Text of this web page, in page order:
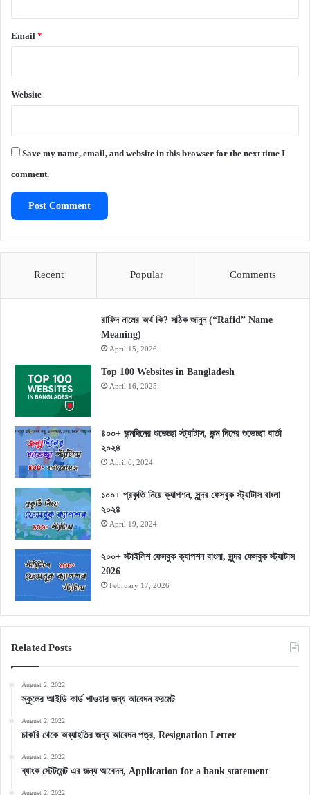
Email *
Website
Save my name, email, and website in this browser for the next time I
comment.
Recent Popular Comments
রাফিদ নামের অর্থ কি? সঠিক জানুন (“Rafid” Name
Meaning)
April 15, 2026
Top 100 Websites in Bangladesh
April 16, 2025
৪০০+ জন্মদিনের শুভেচ্ছা স্ট্যাটাস, জন্ম দিনের শুভেচ্ছা বার্তা
২০২৪
April 6, 2024
১০০+ প্রকৃতি নিয়ে ক্যাপশন, সুন্দর ফেসবুক স্ট্যাটাস বাংলা
২০২৪
April 19, 2024
২০০+ স্টাইলিশ ফেসবুক ক্যাপশন বাংলা, সুন্দর ফেসবুক স্ট্যাটাস
2026
February 17, 2026
Related Posts
August 2, 2022
স্কুলের আইডি কার্ড পাওয়ার জন্য আবেদন ফরমেট
August 2, 2022
চাকরি থেকে অব্যাহতির জন্য আবেদন পত্র, Resignation Letter
August 2, 2022
ব্যাংক স্টেটমেন্ট এর জন্য আবেদন, Application for a bank statement
August 2, 2022